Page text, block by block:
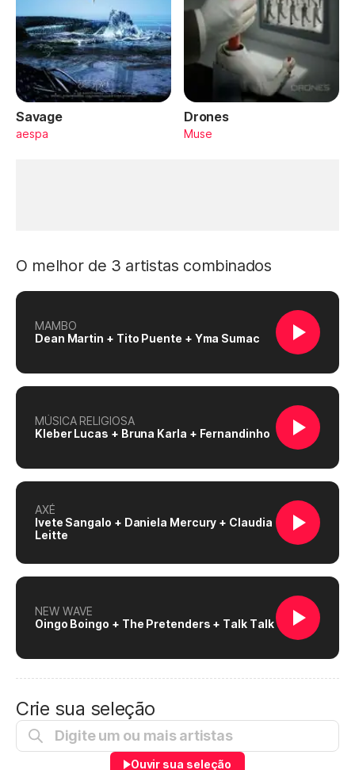
Savage
aespa
Drones
Muse
O melhor de 3 artistas combinados
MAMBO
Dean Martin + Tito Puente + Yma Sumac
MÚSICA RELIGIOSA
Kleber Lucas + Bruna Karla + Fernandinho
AXÉ
Ivete Sangalo + Daniela Mercury + Claudia
Leitte
NEW WAVE
Oingo Boingo + The Pretenders + Talk Talk
Crie sua seleção
Ouvir sua seleção